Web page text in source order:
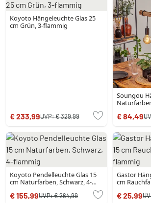
Koyoto Hängeleuchte Glas 25
cm Grün, 3-flammig
€ 233,99UVP:€ 329,99
Soungou
€ 84,49
Koyoto Pendelleuchte Glas 15
cm Naturfarben, Schwarz, 4-
€ 155,99UVP:€ 264,99
Gastor
cm
€ 25,99